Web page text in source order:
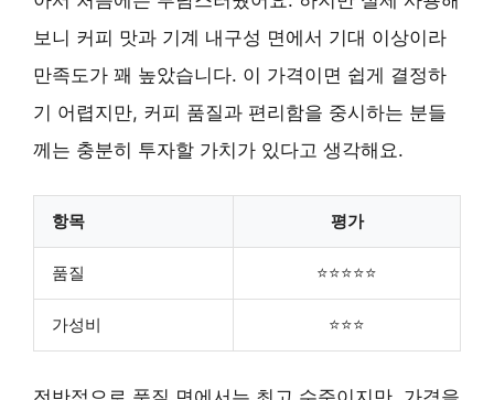
보니 커피 맛과 기계 내구성 면에서 기대 이상이라
만족도가 꽤 높았습니다. 이 가격이면 쉽게 결정하
기 어렵지만, 커피 품질과 편리함을 중시하는 분들
께는 충분히 투자할 가치가 있다고 생각해요.
항목 평가
품질 ⭐⭐⭐⭐⭐
가성비 ⭐⭐⭐